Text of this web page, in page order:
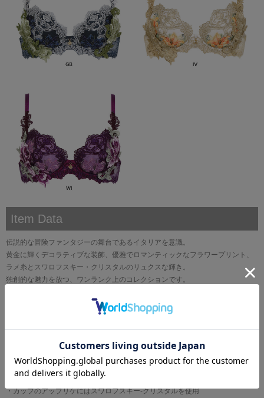
Item Data
伝説的な冒険ファンタジーの舞台であるイタリアを意識。
黄金に輝くデコラティブな装飾、優雅でロマンティックなフラワープリント、
ラメ糸とスワロフスキー・クリスタルのリュクスな輝き。
独創的な魅力を放つ、ワンランク上のコレクションです。
・バストボリュームを脇から中央に寄せ、きれいな谷間を作るプッシュアップ
タイプ
●優雅でデコラティブ、着飾るよろこび
・カップのアップリケにはラメ糸を使用（IVカラー）
・カップのレースにはラメ糸を使用
・カップにはプリントレースを使用
・カップのアップリケにはスワロフスキー-クリスタルを使用